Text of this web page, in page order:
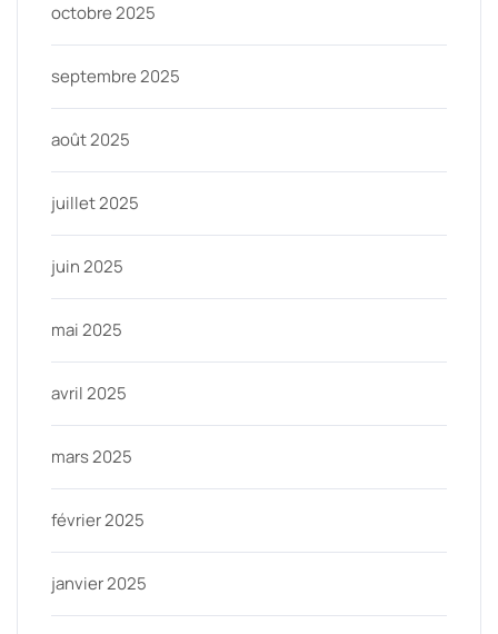
octobre 2025
septembre 2025
août 2025
juillet 2025
juin 2025
mai 2025
avril 2025
mars 2025
février 2025
janvier 2025